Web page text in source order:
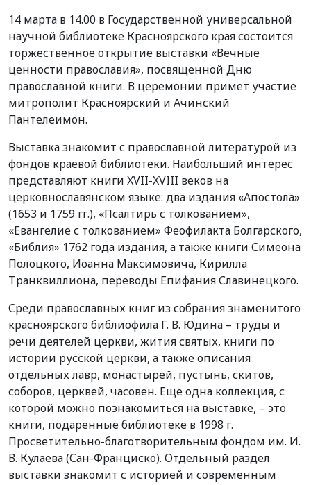
14 марта в 14.00 в Государственной универсальной
научной библиотеке Красноярского края состоится
торжественное открытие выставки «Вечные
ценности православия», посвященной Дню
православной книги. В церемонии примет участие
митрополит Красноярский и Ачинский
Пантелеимон.
Выставка знакомит с православной литературой из
фондов краевой библиотеки. Наибольший интерес
представляют книги XVII-XVIII веков на
церковнославянском языке: два издания «Апостола»
(1653 и 1759 гг.), «Псалтирь с толкованием»,
«Евангелие с толкованием» Феофилакта Болгарского,
«Библия» 1762 года издания, а также книги Симеона
Полоцкого, Иоанна Максимовича, Кирилла
Транквиллиона, переводы Епифания Славинецкого.
Среди православных книг из собрания знаменитого
красноярского библиофила Г. В. Юдина – труды и
речи деятелей церкви, жития святых, книги по
истории русской церкви, а также описания
отдельных лавр, монастырей, пустынь, скитов,
соборов, церквей, часовен. Еще одна коллекция, с
которой можно познакомиться на выставке, – это
книги, подаренные библиотеке в 1998 г.
Просветительно-благотворительным фондом им. И.
В. Кулаева (Сан-Франциско). Отдельный раздел
выставки знакомит с историей и современным